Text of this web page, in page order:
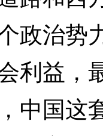
政治势
利益，
中国这